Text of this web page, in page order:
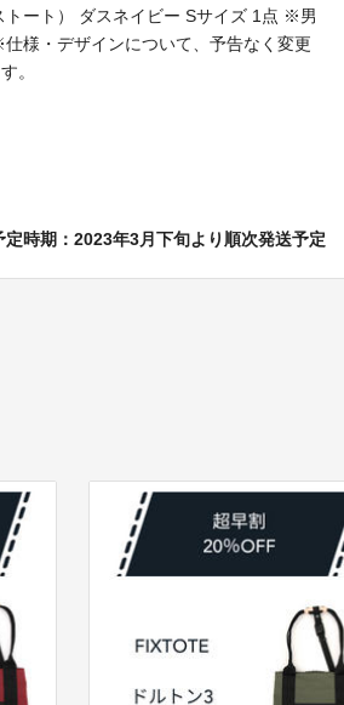
トート） ダスネイビー Sサイズ 1点 ※男
様・デザインについて、予告なく変更
。
定時期：2023年3月下旬より順次発送予定